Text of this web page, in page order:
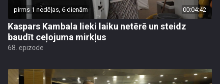
pirms 1 nedēļas, 6 dienām 00:04:42
Kaspars Kambala lieki laiku netērē un steidz
baudīt ceļojuma mirkļus
68. epizode